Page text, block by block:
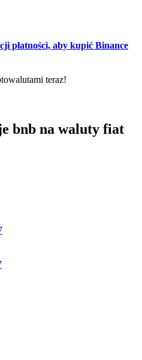
rentowność
nagrody
płatności, aby kupić Binance
teraz!
bnb na waluty fiat